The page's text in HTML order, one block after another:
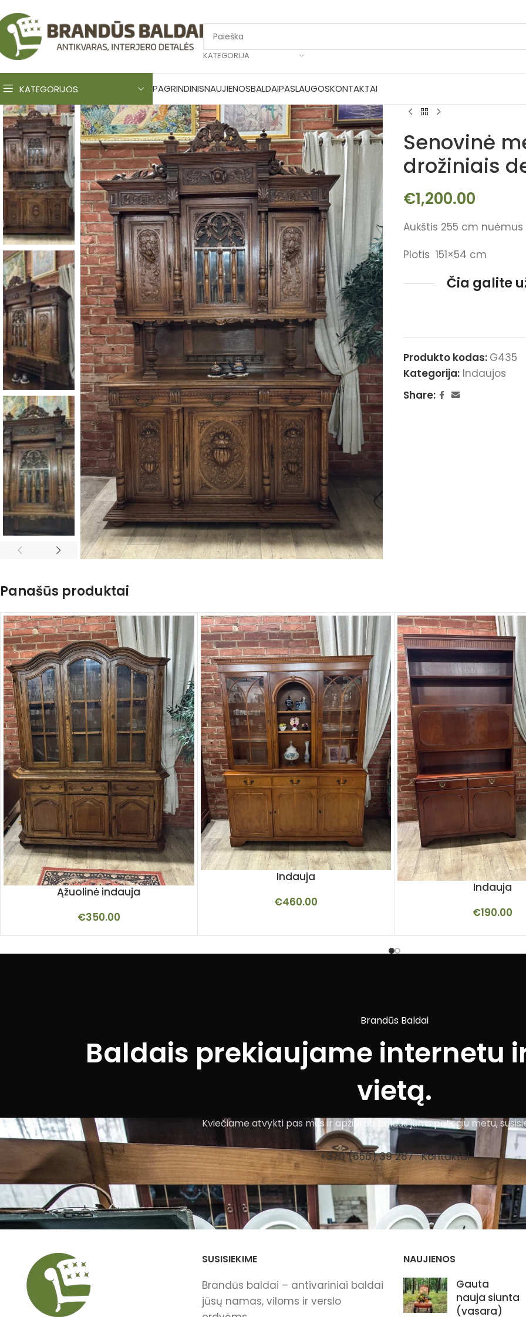
KATEGORIJA
KATEGORIJOS PAGRINDINISNAUJIENOSBALDAIPASLAUGOSKONTAKTAI
Senovinė
drožiniais
€1,200.00
Aukštis 255 cm
Plotis 151×54 cm
Čia galite
Produkto kodas: G435
Kategorija: Indaujos
Share:
Panašūs produktai
Ąžuolinė indauja
€350.00
Indauja
€460.00
Indauja
€190.00
Brandūs Baldai
Baldais prekiaujame internetu
vietą.
Kviečiame atvykti pas mus ir apžiūrėti baldus jums patogiu metu,
+370 (656) 39 287 Kontaktai
SUSISIEKIME
Brandūs baldai – antivariniai baldai
jūsų namas, viloms ir verslo
NAUJIENOS
Gauta
nauja siunta
(vasara)